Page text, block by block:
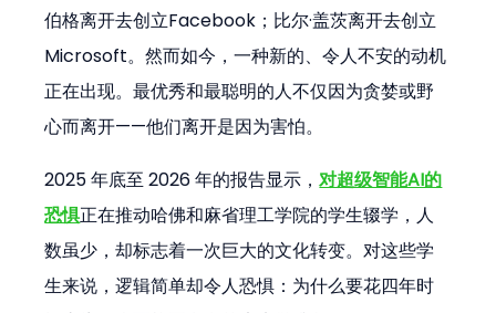
伯格离开去创立Facebook；比尔·盖茨离开去创立
Microsoft。然而如今，一种新的、令人不安的动机
正在出现。最优秀和最聪明的人不仅因为贪婪或野
心而离开——他们离开是因为害怕。
2025 年底至 2026 年的报告显示，对超级智能AI的
恐惧正在推动哈佛和麻省理工学院的学生辍学，人
数虽少，却标志着一次巨大的文化转变。对这些学
生来说，逻辑简单却令人恐惧：为什么要花四年时